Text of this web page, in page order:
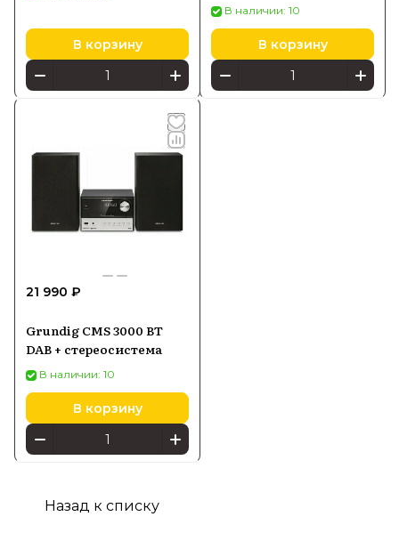
В корзину
В наличии: 10
В корзину
21 990 ₽
Grundig CMS 3000 BT
DAB + стереосистема
В наличии: 10
В корзину
Назад к списку